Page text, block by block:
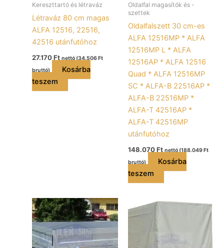
Kereszttartó és létraváz
Létraváz 80 cm magas
ALFA 12516, 22516,
42516 utánfutóhoz
27.170Ft nettó (34.506 Ft
bruttó)
Kosárba
teszem
Oldalfal magasítók és -
szettek
Oldalfalszett 30 cm-es
ALFA 12516MP * ALFA
12516MP L * ALFA
12516AP * ALFA 12516
Quad * ALFA 12516MP
SC * ALFA-B 22516AP *
ALFA-B 22516MP *
ALFA-T 42516AP *
ALFA-T 42516MP
utánfutóhoz
148.070Ft nettó (188.049 Ft
bruttó)
Kosárba
teszem